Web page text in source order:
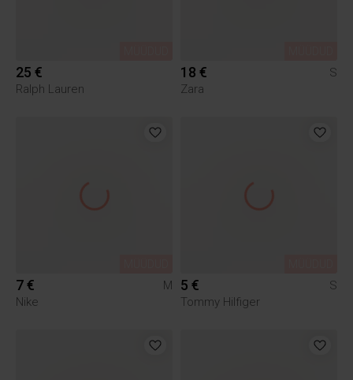
25 €
Ralph Lauren
18 €
S
Zara
7 €
M
Nike
5 €
S
Tommy Hilfiger